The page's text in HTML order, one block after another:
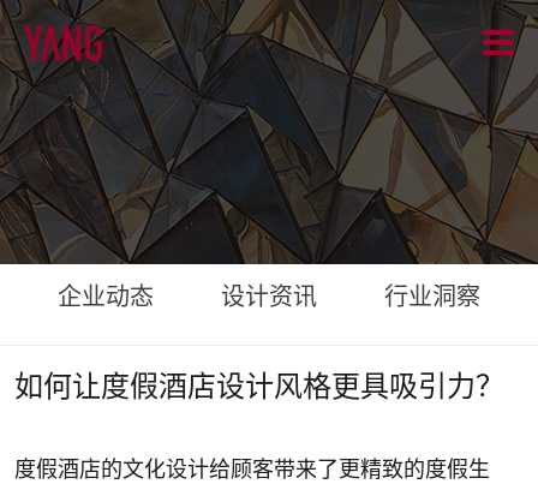
企业动态 设计资讯 行业洞察
如何让度假酒店设计风格更具吸引力？
度假酒店的文化设计给顾客带来了更精致的度假生